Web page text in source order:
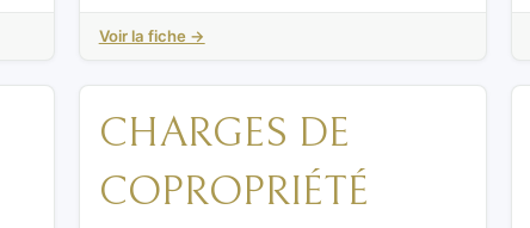
Voir la fiche →
CHARGES DE
COPROPRIÉTÉ